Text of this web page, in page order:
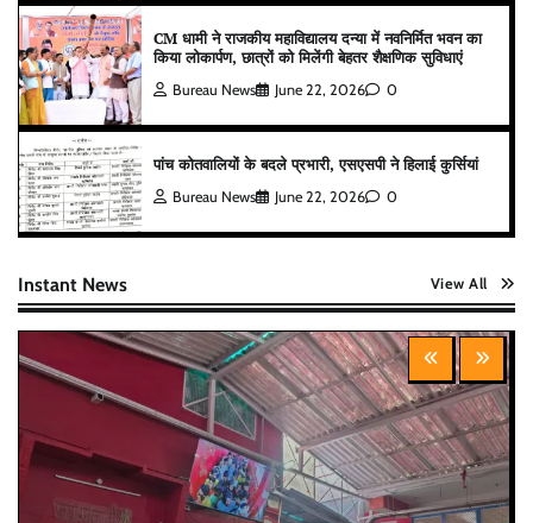
CM धामी ने राजकीय महाविद्यालय दन्या में नवनिर्मित भवन का
किया लोकार्पण, छात्रों को मिलेंगी बेहतर शैक्षणिक सुविधाएं
Bureau News June 22, 2026 0
पांच कोतवालियों के बदले प्रभारी, एसएसपी ने हिलाई कुर्सियां
Bureau News June 22, 2026 0
Instant News View All